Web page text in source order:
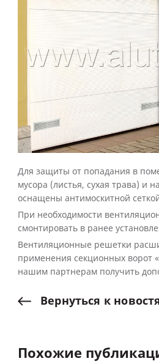
Для защиты от попадания в
мусора (листья, сухая трава) и
оснащены антимоскитной
При необходимости
смонтировать в ранее
Вентиляционные решетки
применения секционных ворот
нашим партнерам получить
Вернуться к
Похожие